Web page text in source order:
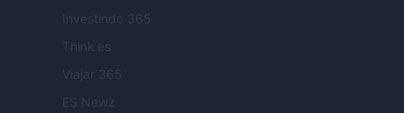
Investindo 365
Think.es
Viajar 365
ES Newz